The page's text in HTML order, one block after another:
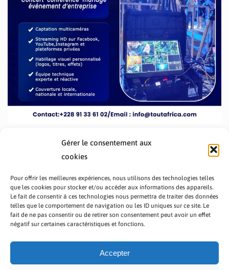
Gérer le consentement aux
cookies
Pour offrir les meilleures expériences, nous utilisons des technologies telles
que les cookies pour stocker et/ou accéder aux informations des appareils.
Le fait de consentir à ces technologies nous permettra de traiter des données
telles que le comportement de navigation ou les ID uniques sur ce site. Le
fait de ne pas consentir ou de retirer son consentement peut avoir un effet
négatif sur certaines caractéristiques et fonctions.
Accepter
PRÉSENTATION TOUTAFRICA
A PROPOS